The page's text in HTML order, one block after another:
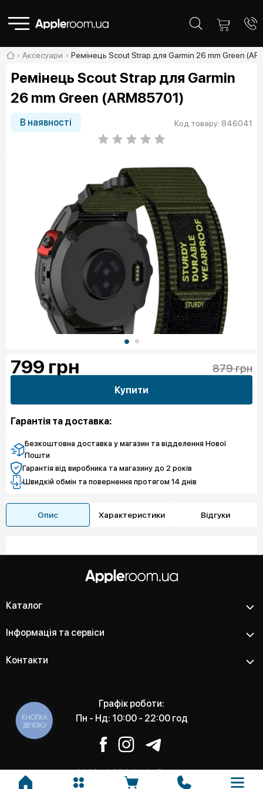
Аксесуари Ремінець Scout Strap для Garmin 26 mm Green
Ремінець Scout Strap для Garmin
26 mm Green (ARM85701)
В наявності Код товару: 846041
799 грн 879 грн
Купити
Гарантія та доставка:
Безкоштовна доставка у магазин та відделення Нової
Пошти
Гарантія від виробника та магазину до 2 років
Швидкій обмін та повернення протягом 14 днів
Опис Характеристики Відгуки
Каталог
Інформація та сервіси
Контакти
Графік роботи:
Пн - Нд: 10:00 - 22:00 год
2012 - 2026 Apple Room -
КНОПКА
ЗВ'ЯЗКУ